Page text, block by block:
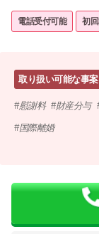
電話受付可能 初
取り扱い可能な事案
慰謝料 財産分与
国際離婚